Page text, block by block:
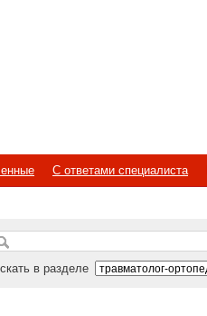
С ответами специалиста
в разделе